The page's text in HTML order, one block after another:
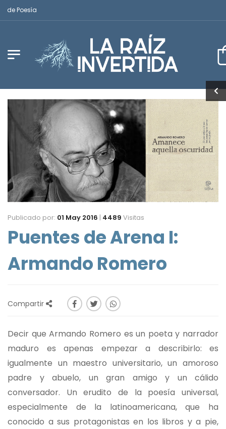
Publicado por: 01 May 2016 | 4489 Visitas
Puentes de Arena I:
Armando Romero
Compartir
Decir que Armando Romero es un poeta y narrador
maduro es apenas empezar a describirlo: es
igualmente un maestro universitario, un amoroso
padre y abuelo, un gran amigo y un cálido
conversador. Un erudito de la poesía universal,
especialmente de la latinoamericana, que ha
conocido a sus protagonistas en los libros y a pie,